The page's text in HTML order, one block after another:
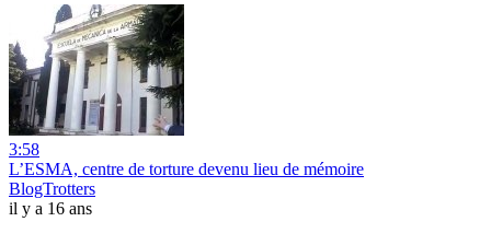
3:58
L’ESMA, centre de torture devenu lieu de mémoire
BlogTrotters
il y a 16 ans